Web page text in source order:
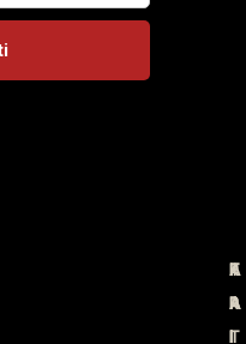
A
P
I
K
A
T
T
A
I
P
R
I